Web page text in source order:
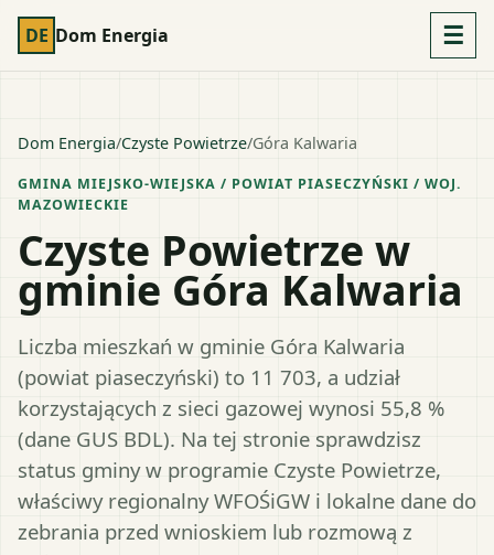
DE Dom Energia ☰
Dom Energia/Czyste Powietrze/Góra Kalwaria
GMINA MIEJSKO-WIEJSKA / POWIAT PIASECZYŃSKI / WOJ.
MAZOWIECKIE
Czyste Powietrze w
gminie Góra Kalwaria
Liczba mieszkań w gminie Góra Kalwaria
(powiat piaseczyński) to 11 703, a udział
korzystających z sieci gazowej wynosi 55,8 %
(dane GUS BDL). Na tej stronie sprawdzisz
status gminy w programie Czyste Powietrze,
właściwy regionalny WFOŚiGW i lokalne dane do
zebrania przed wnioskiem lub rozmową z